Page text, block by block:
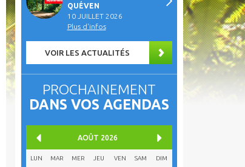
QUÉVEN
10 JUILLET 2026
Plus d'infos
VOIR LES ACTUALITÉS
PROCHAINEMENT
DANS VOS AGENDAS
AOÛT 2026
LUN MAR MER JEU VEN SAM DIM